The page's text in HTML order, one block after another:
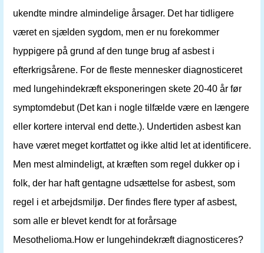
ukendte mindre almindelige årsager. Det har tidligere
været en sjælden sygdom, men er nu forekommer
hyppigere på grund af den tunge brug af asbest i
efterkrigsårene. For de fleste mennesker diagnosticeret
med lungehindekræft eksponeringen skete 20-40 år før
symptomdebut (Det kan i nogle tilfælde være en længere
eller kortere interval end dette.). Undertiden asbest kan
have været meget kortfattet og ikke altid let at identificere.
Men mest almindeligt, at kræften som regel dukker op i
folk, der har haft gentagne udsættelse for asbest, som
regel i et arbejdsmiljø. Der findes flere typer af asbest,
som alle er blevet kendt for at forårsage
Mesothelioma.How er lungehindekræft diagnosticeres?